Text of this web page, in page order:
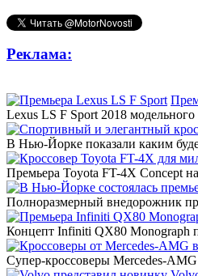
Реклама:
Lexus LS F Sport 2018
В Нью-Йорке показали каким
Премьера Toyota FT-4X Concept
Полноразмерный внедорожник
Концепт Infiniti QX80 Monograph
Супер-кроссоверы Mercedes-